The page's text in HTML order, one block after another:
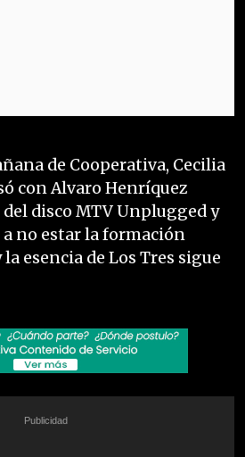
de Cooperativa, Cecilia
con Alvaro Henríquez
del disco MTV Unplugged y
a no estar la formación
esencia de Los Tres sigue